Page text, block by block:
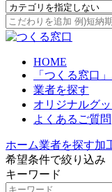
HOME
「つくる窓口
業者を探す
オリジナルグ
よくあるご質問
ホーム業者を探す加
希望条件で絞り込み
キーワード